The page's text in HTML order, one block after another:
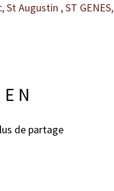
St Augustin , ST
de partage